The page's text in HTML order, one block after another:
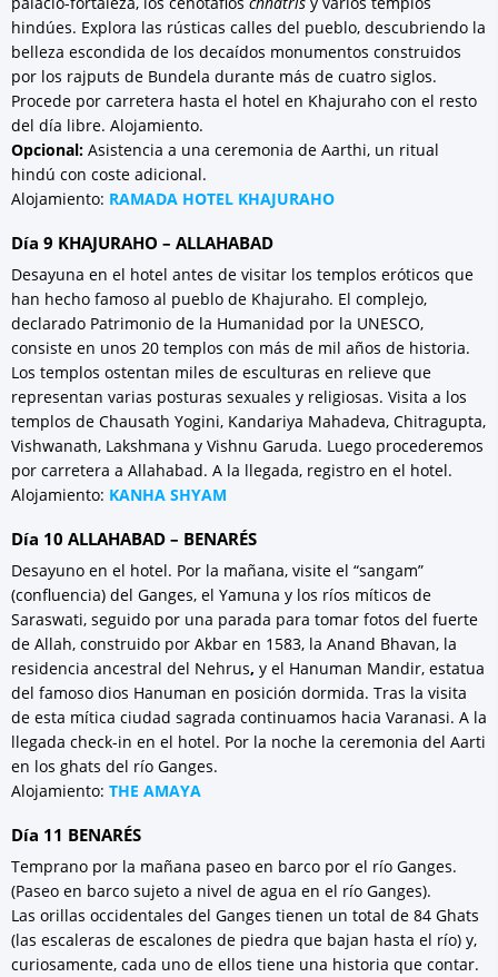
hindúes. Explora las rústicas calles del pueblo, descubriendo la
belleza escondida de los decaídos monumentos construidos
por los rajputs de Bundela durante más de cuatro siglos.
Procede por carretera hasta el hotel en Khajuraho con el resto
del día libre. Alojamiento.
Opcional: Asistencia a una ceremonia de Aarthi, un ritual
hindú con coste adicional.
Alojamiento: RAMADA HOTEL KHAJURAHO
Día 9 KHAJURAHO – ALLAHABAD
Desayuna en el hotel antes de visitar los templos eróticos que
han hecho famoso al pueblo de Khajuraho. El complejo,
declarado Patrimonio de la Humanidad por la UNESCO,
consiste en unos 20 templos con más de mil años de historia.
Los templos ostentan miles de esculturas en relieve que
representan varias posturas sexuales y religiosas. Visita a los
templos de Chausath Yogini, Kandariya Mahadeva, Chitragupta,
Vishwanath, Lakshmana y Vishnu Garuda. Luego procederemos
por carretera a Allahabad. A la llegada, registro en el hotel.
Alojamiento: KANHA SHYAM
Día 10 ALLAHABAD – BENARÉS
Desayuno en el hotel. Por la mañana, visite el “sangam”
(confluencia) del Ganges, el Yamuna y los ríos míticos de
Saraswati, seguido por una parada para tomar fotos del fuerte
de Allah, construido por Akbar en 1583, la Anand Bhavan, la
residencia ancestral del Nehrus, y el Hanuman Mandir, estatua
del famoso dios Hanuman en posición dormida. Tras la visita
de esta mítica ciudad sagrada continuamos hacia Varanasi. A la
llegada check-in en el hotel. Por la noche la ceremonia del Aarti
en los ghats del río Ganges.
Alojamiento: THE AMAYA
Día 11 BENARÉS
Temprano por la mañana paseo en barco por el río Ganges.
(Paseo en barco sujeto a nivel de agua en el río Ganges).
Las orillas occidentales del Ganges tienen un total de 84 Ghats
(las escaleras de escalones de piedra que bajan hasta el río) y,
curiosamente, cada uno de ellos tiene una historia que contar.